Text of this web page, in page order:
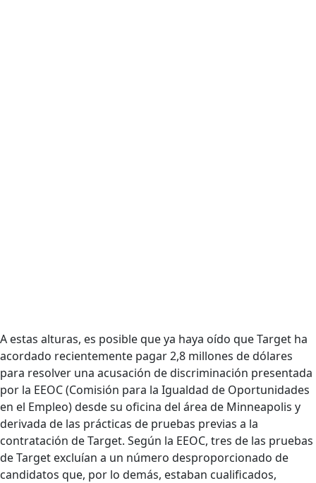
A estas alturas, es posible que ya haya oído que Target ha
acordado recientemente pagar 2,8 millones de dólares
para resolver una acusación de discriminación presentada
por la EEOC (Comisión para la Igualdad de Oportunidades
en el Empleo) desde su oficina del área de Minneapolis y
derivada de las prácticas de pruebas previas a la
contratación de Target. Según la EEOC, tres de las pruebas
de Target excluían a un número desproporcionado de
candidatos que, por lo demás, estaban cualificados,